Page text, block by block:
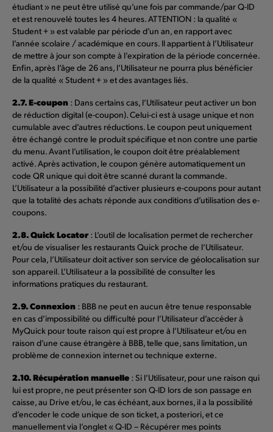
étudiant » ne peut être utilisé qu’une fois par commande/par Q-ID
et est renouvelé toutes les 4 heures. ATTENTION : la qualité «
Student + » est valable par période d’un an, en rapport avec
l’année scolaire / académique en cours. Il appartient à l’Utilisateur
de mettre à jour son compte à l’expiration de la période concernée.
Enfin, après l’âge de 26 ans, l’Utilisateur ne pourra plus bénéficier
de la qualité « Student + » et des avantages liés.
2.7. E-coupon : Dans certains cas, l’Utilisateur peut activer un bon
de réduction digital (e-coupon). Celui-ci est à usage unique et non
cumulable avec d’autres réductions. Le coupon peut uniquement
être échangé contre le produit spécifique et non contre une partie
du menu. Avant l’utilisation, le coupon doit être préalablement
activé. Après activation, le coupon génère automatiquement un
code QR unique qui doit être scanné durant la commande.
L’Utilisateur a la possibilité d’activer plusieurs e-coupons pour autant
que la totalité des achats réponde aux conditions d’utilisation des e-
coupons.
2.8. Quick Locator : L’outil de localisation permet de rechercher
et/ou de visualiser les restaurants Quick proche de l’Utilisateur.
Pour cela, l’Utilisateur doit activer son service de géolocalisation sur
son appareil. L’Utilisateur a la possibilité de consulter les
informations pratiques du restaurant.
2.9. Connexion : BBB ne peut en aucun être tenue responsable
en cas d’impossibilité ou difficulté pour l’Utilisateur d’accéder à
MyQuick pour toute raison qui est propre à l’Utilisateur et/ou en
raison d’une cause étrangère à BBB, telle que, sans limitation, un
problème de connexion internet ou technique externe.
2.10. Récupération manuelle : Si l’Utilisateur, pour une raison qui
lui est propre, ne peut présenter son Q-ID lors de son passage en
caisse, au Drive et/ou, le cas échéant, aux bornes, il a la possibilité
d’encoder le code unique de son ticket, a posteriori, et ce
manuellement via l’onglet « Q-ID – Récupérer mes points